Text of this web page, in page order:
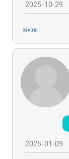
2025-10-29
2025-01-09